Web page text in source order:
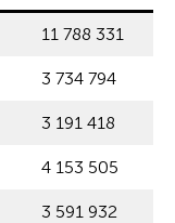
11 788 331
3 734 794
3 191 418
4 153 505
3 591 932